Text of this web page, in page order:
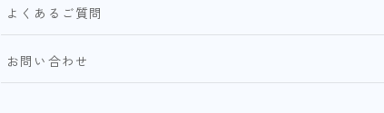
よくあるご質問
お問い合わせ